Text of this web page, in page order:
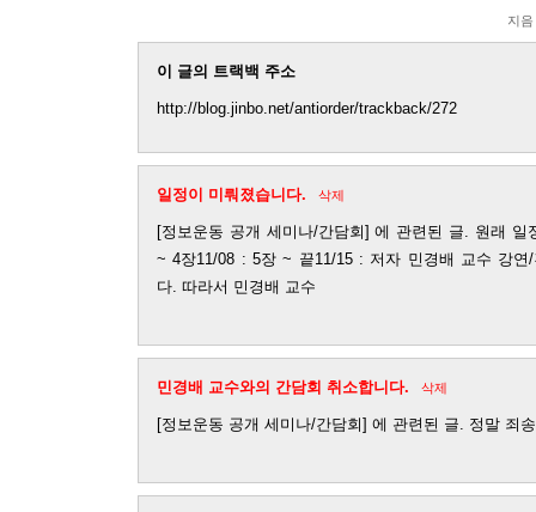
지음
이 글의 트랙백 주소
http://blog.jinbo.net/antiorder/trackback/272
일정이 미뤄졌습니다. 삭제
[정보운동 공개 세미나/간담회] 에 관련된 글. 원래 일
~ 4장11/08 : 5장 ~ 끝11/15 : 저자 민경배 교수 강연
다. 따라서 민경배 교수
민경배 교수와의 간담회 취소합니다. 삭제
[정보운동 공개 세미나/간담회] 에 관련된 글. 정말 죄